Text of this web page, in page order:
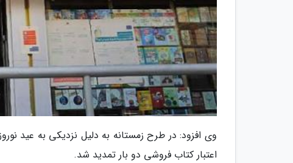
وی افزود: در طرح زمستانه به دلیل نزدیکی به عید
اعتبار کتاب فروشی دو بار تمدید شد.